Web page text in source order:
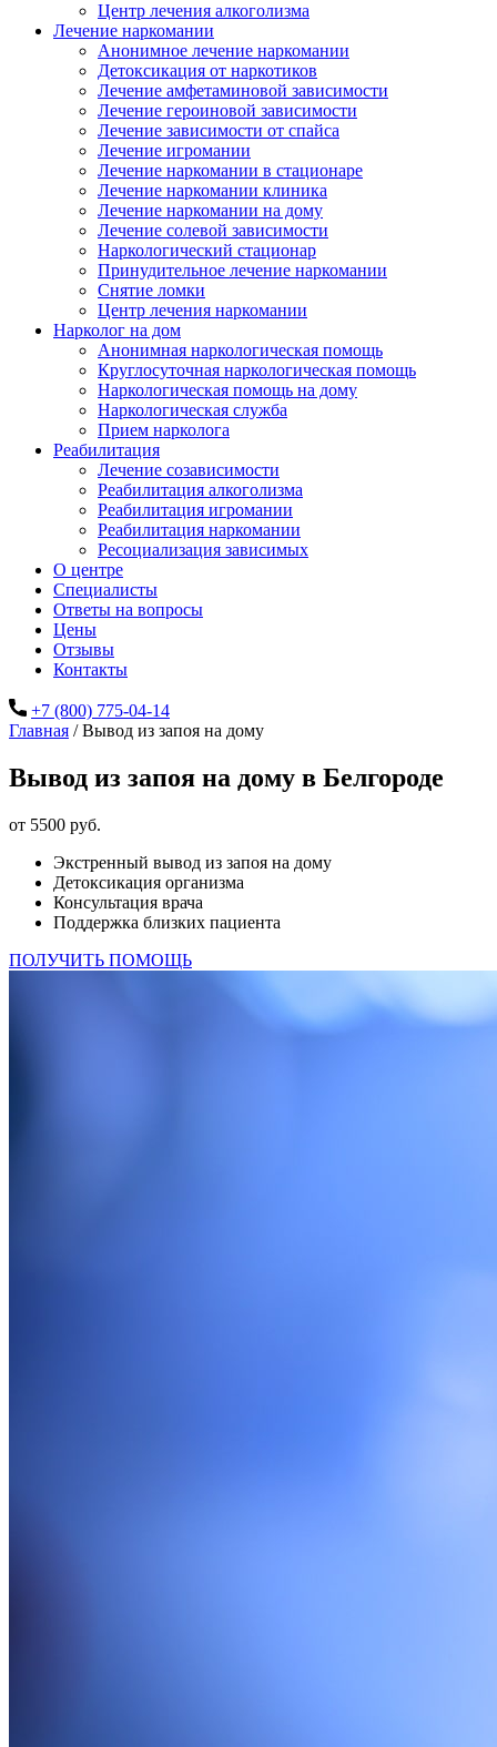
Центр лечения алкоголизма
Лечение наркомании
Анонимное лечение наркомании
Детоксикация от наркотиков
Лечение амфетаминовой зависимости
Лечение героиновой зависимости
Лечение зависимости от спайса
Лечение игромании
Лечение наркомании в стационаре
Лечение наркомании клиника
Лечение наркомании на дому
Лечение солевой зависимости
Наркологический стационар
Принудительное лечение наркомании
Снятие ломки
Центр лечения наркомании
Нарколог на дом
Анонимная наркологическая помощь
Круглосуточная наркологическая помощь
Наркологическая помощь на дому
Наркологическая служба
Прием нарколога
Реабилитация
Лечение созависимости
Реабилитация алкоголизма
Реабилитация игромании
Реабилитация наркомании
Ресоциализация зависимых
О центре
Специалисты
Ответы на вопросы
Цены
Отзывы
Контакты
+7 (800) 775-04-14
Главная /Вывод из запоя на дому
Вывод из запоя на дому в Белгороде
от 5500 руб.
Экстренный вывод из запоя на дому
Детоксикация организма
Консультация врача
Поддержка близких пациента
ПОЛУЧИТЬ ПОМОЩЬ